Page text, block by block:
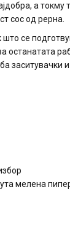
а токму
сос од рерна.
се
останатата
заситувачки
мелена